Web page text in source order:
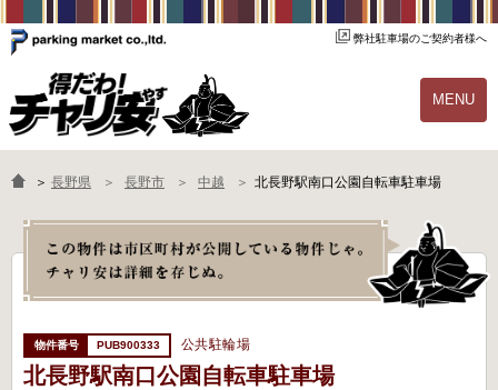
弊社駐車場のご契約者様へ
MENU
物件一覧 ご契約の流れ
よくあるご質問 駐輪場オーナー様へ
＞ 長野県 長野市 中越 北長野駅南口公園自転車駐車場
PUB900333 公共駐輪場
北長野駅南口公園自転車駐車場